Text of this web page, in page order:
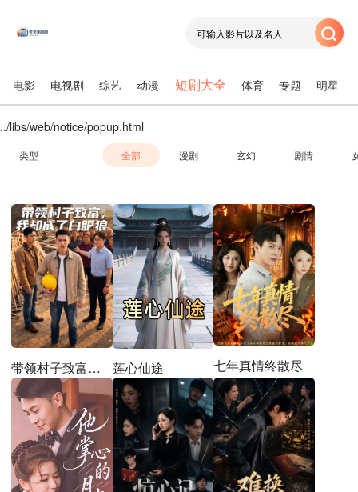
电影 电视剧 综艺 动漫 短剧大全 体育 专题 明星
../libs/web/notice/popup.html
类型 全部 漫剧 玄幻 剧情
带领村子致富，我却成了白眼狼 莲心仙途 七年真情终散尽